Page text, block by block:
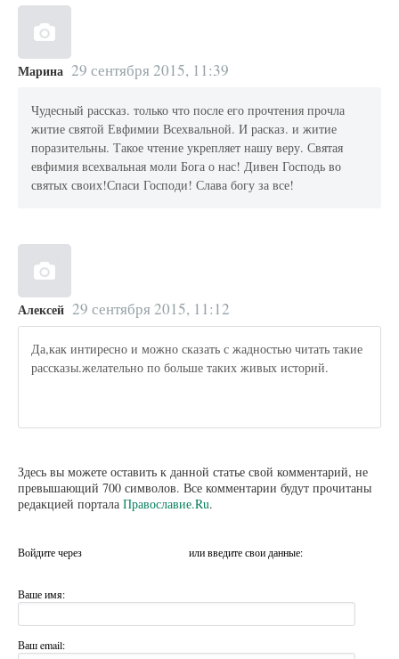
Марина 29 сентября 2015, 11:39
Чудесный рассказ. только что после его прочтения прочла
житие святой Евфимии Всехвальной. И расказ. и житие
поразительны. Такое чтение укрепляет нашу веру. Святая
евфимия всехвальная моли Бога о нас! Дивен Господь во
святых своих!Спаси Господи! Слава богу за все!
Алексей 29 сентября 2015, 11:12
Да,как интиресно и можно сказать с жадностью читать такие
рассказы.желательно по больше таких живых историй.
Здесь вы можете оставить к данной статье свой комментарий, не
превышающий 700 символов. Все комментарии будут прочитаны
редакцией портала Православие.Ru.
Войдите через или введите свои данные:
Ваше имя:
Ваш email: